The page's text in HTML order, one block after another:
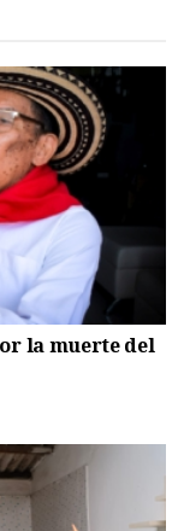
la muerte del